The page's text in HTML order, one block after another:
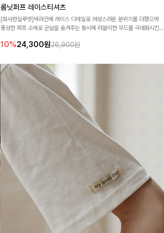
롬닛퍼프 레이스티셔츠
[화사한실루엣]넥라인에 레이스 디테일로 여성스러운 분위기를 더했으며
풍성한 퍼프 소매로 군살을 숨겨주는 동시에 러블리한 무드를 극대화시킨
10%24,300원26,900원